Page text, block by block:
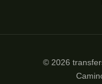
© 2026